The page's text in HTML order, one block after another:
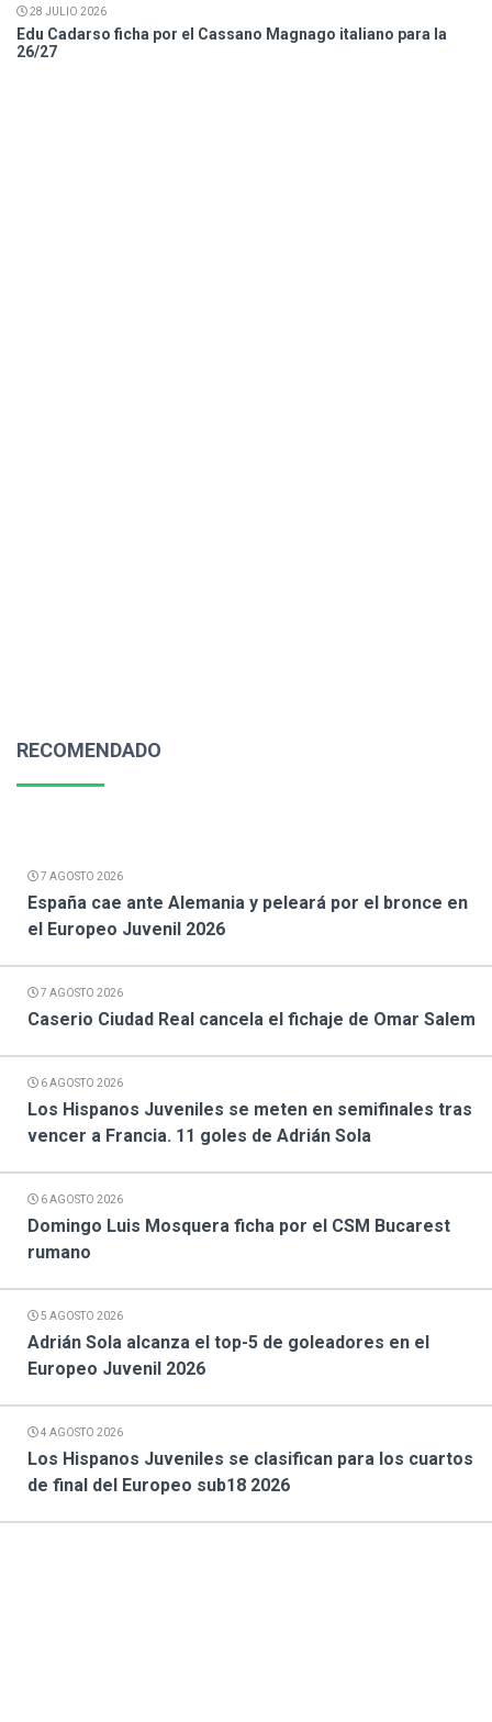
28 JULIO 2026
Edu Cadarso ficha por el Cassano Magnago italiano para la
26/27
RECOMENDADO
7 AGOSTO 2026
España cae ante Alemania y peleará por el bronce en
el Europeo Juvenil 2026
7 AGOSTO 2026
Caserio Ciudad Real cancela el fichaje de Omar Salem
6 AGOSTO 2026
Los Hispanos Juveniles se meten en semifinales tras
vencer a Francia. 11 goles de Adrián Sola
6 AGOSTO 2026
Domingo Luis Mosquera ficha por el CSM Bucarest
rumano
5 AGOSTO 2026
Adrián Sola alcanza el top-5 de goleadores en el
Europeo Juvenil 2026
4 AGOSTO 2026
Los Hispanos Juveniles se clasifican para los cuartos
de final del Europeo sub18 2026